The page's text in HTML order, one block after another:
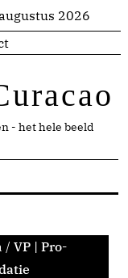
2026
- het hele beeld
/ VP | Pro-